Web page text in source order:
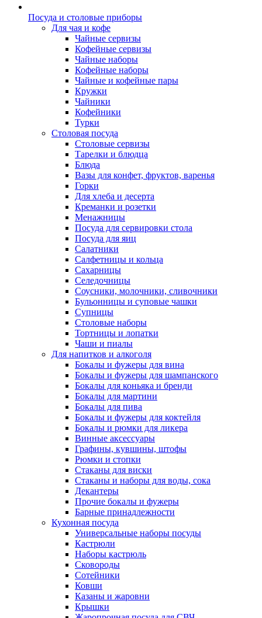
Посуда и столовые приборы
Для чая и кофе
Чайные сервизы
Кофейные сервизы
Чайные наборы
Кофейные наборы
Чайные и кофейные пары
Кружки
Чайники
Кофейники
Турки
Столовая посуда
Столовые сервизы
Тарелки и блюдца
Блюда
Вазы для конфет, фруктов, варенья
Горки
Для хлеба и десерта
Креманки и розетки
Менажницы
Посуда для сервировки стола
Посуда для яиц
Салатники
Салфетницы и кольца
Сахарницы
Селедочницы
Соусники, молочники, сливочники
Бульонницы и суповые чашки
Супницы
Столовые наборы
Тортницы и лопатки
Чаши и пиалы
Для напитков и алкоголя
Бокалы и фужеры для вина
Бокалы и фужеры для шампанского
Бокалы для коньяка и бренди
Бокалы для мартини
Бокалы для пива
Бокалы и фужеры для коктейля
Бокалы и рюмки для ликера
Винные аксессуары
Графины, кувшины, штофы
Рюмки и стопки
Стаканы для виски
Стаканы и наборы для воды, сока
Декантеры
Прочие бокалы и фужеры
Барные принадлежности
Кухонная посуда
Универсальные наборы посуды
Кастрюли
Наборы кастрюль
Сковороды
Сотейники
Ковши
Казаны и жаровни
Крышки